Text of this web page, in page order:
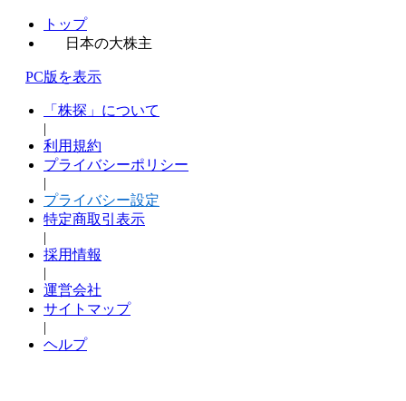
トップ
日本の大株主
PC版を表示
「株探」について
|
利用規約
プライバシーポリシー
|
プライバシー設定
特定商取引表示
|
採用情報
|
運営会社
サイトマップ
|
ヘルプ